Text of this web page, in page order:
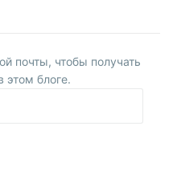
почты, чтобы получать
этом блоге.